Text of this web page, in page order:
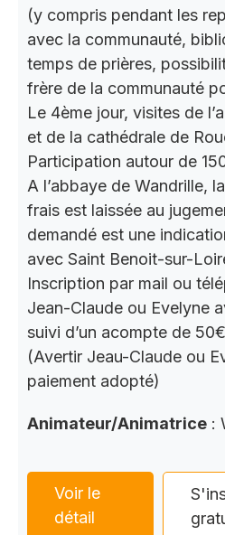
(y compris pendant les
avec la communauté,
temps de prières,
frère de la communauté
Le 4ème jour, visites de
et de la cathédrale de
Participation autour de
A l’abbaye de Wandrille,
frais est laissée au
demandé est une
avec Saint Benoit-sur-
Inscription par mail ou
Jean-Claude ou Evelyne
suivi d’un acompte de
(Avertir Jeau-Claude ou
paiement adopté)
Animateur/Animatrice :
Voir le
détail